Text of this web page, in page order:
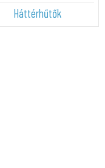
Háttérhűtők